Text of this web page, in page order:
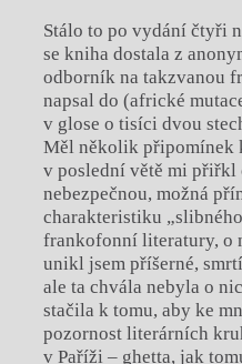
Stálo to po vydání čtyři
se kniha dostala z
odborník na takzvanou
napsal do (africké
v glose o tisíci dvou
Měl několik připomínek
v poslední větě mi přiřkl
nebezpečnou, možná
charakteristiku
frankofonní literatury, o
unikl jsem příšerné,
ale ta chvála nebyla o
stačila k tomu, aby ke
pozornost literárních
v Paříži – ghetta, jak